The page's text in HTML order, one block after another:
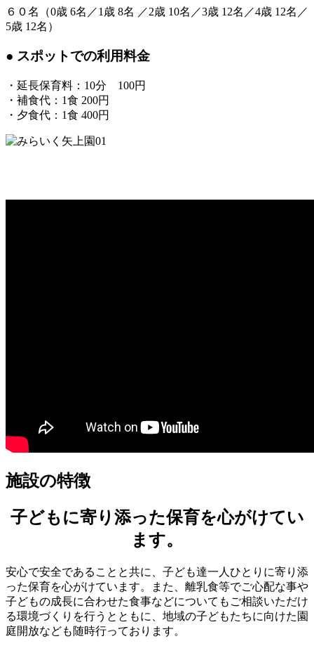
６０名（0歳 6名／1歳 8名 ／2歳 10名／3歳 12名／4歳 12名／
5歳 12名）
● スポットでの利用料金
・延長保育料：10分 100円
・補食代：1食 200円
・夕食代：1食 400円
施設の特徴
子どもに寄り添った保育を心がけてい
ます。
安心で安全であることと共に、子ども達一人ひとりに寄り添
った保育を心がけています。また、離乳食等でご心配な事や
子どもの成長に合わせた食事などについてもご相談いただけ
る環境づくりを行うとともに、地域の子どもたちに向けた園
庭開放なども随時行っております。